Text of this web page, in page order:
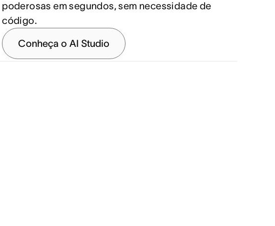
poderosas em segundos, sem necessidade de
código.
Conheça o AI Studio